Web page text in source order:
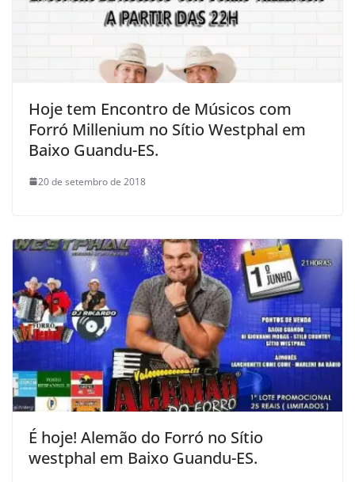
Hoje tem Encontro de Músicos com
Forró Millenium no Sítio Westphal em
Baixo Guandu-ES.
20 de setembro de 2018
É hoje! Alemão do Forró no Sítio
westphal em Baixo Guandu-ES.